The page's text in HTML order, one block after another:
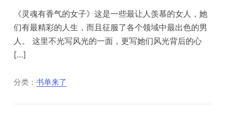
《灵魂有香气的女子》这是一些最让人羡慕的女人，她
们有最精彩的人生，而且征服了各个领域中最出色的男
人。 这里不光写风光的一面，更写她们风光背后的心
[…]
分类：书单来了